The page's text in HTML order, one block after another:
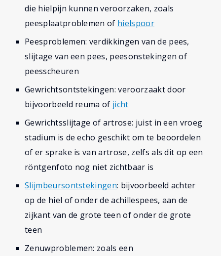
die hielpijn kunnen veroorzaken, zoals
peesplaatproblemen of hielspoor
Peesproblemen: verdikkingen van de pees,
slijtage van een pees, peesonstekingen of
peesscheuren
Gewrichtsontstekingen: veroorzaakt door
bijvoorbeeld reuma of jicht
Gewrichtsslijtage of artrose: juist in een vroeg
stadium is de echo geschikt om te beoordelen
of er sprake is van artrose, zelfs als dit op een
röntgenfoto nog niet zichtbaar is
Slijmbeursontstekingen: bijvoorbeeld achter
op de hiel of onder de achillespees, aan de
zijkant van de grote teen of onder de grote
teen
Zenuwproblemen: zoals een